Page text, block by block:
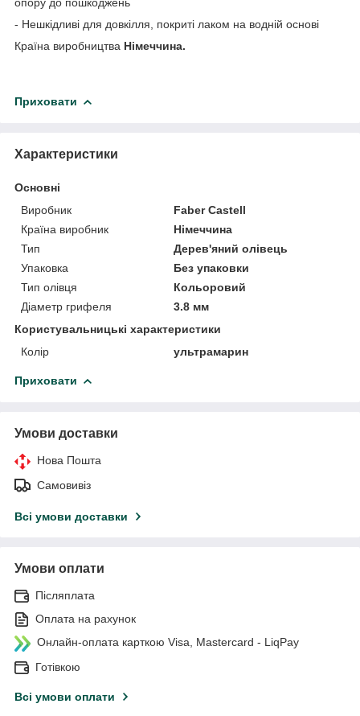
- Нешкідливі для довкілля, покриті лаком на водній основі
Країна виробництва Німеччина.
Приховати
Характеристики
Основні
Виробник
Faber Castell
Країна виробник
Німеччина
Тип
Дерев'яний олівець
Упаковка
Без упаковки
Тип олівця
Кольоровий
Діаметр грифеля
3.8 мм
Користувальницькі характеристики
Колір
ультрамарин
Приховати
Умови доставки
Нова Пошта
Самовивіз
Всі умови доставки
Умови оплати
Післяплата
Оплата на рахунок
Онлайн-оплата карткою Visa, Mastercard - LiqPay
Готівкою
Всі умови оплати